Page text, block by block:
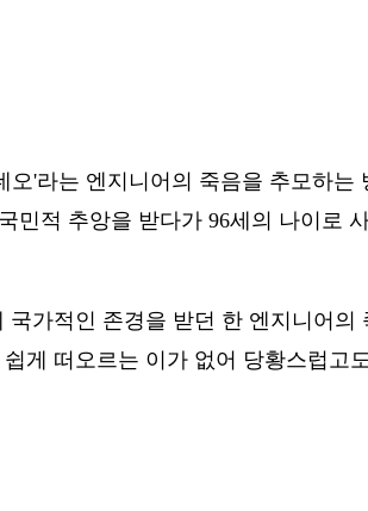
'라는 엔지니어의 죽음을 추모하
적 추앙을 받다가 96세의 나이로
가적인 존경을 받던 한 엔지니어
게 떠오르는 이가 없어 당황스럽고